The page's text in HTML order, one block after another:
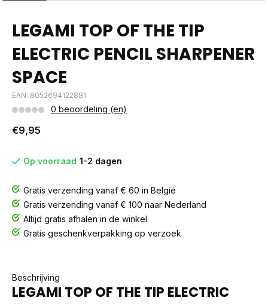
LEGAMI TOP OF THE TIP
ELECTRIC PENCIL SHARPENER
SPACE
EAN: 8052694122881
0 beoordeling (en)
€9,95
Op voorraad 1-2 dagen
Gratis verzending vanaf € 60 in België
Gratis verzending vanaf € 100 naar Nederland
Altijd gratis afhalen in de winkel
Gratis geschenkverpakking op verzoek
Beschrijving
LEGAMI TOP OF THE TIP ELECTRIC